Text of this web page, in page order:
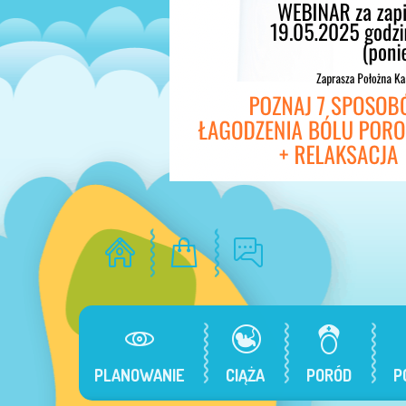
PLANOWANIE CIĄŻA PORÓD